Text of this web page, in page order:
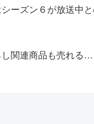
ーズン６が放送中
関連商品も売れる